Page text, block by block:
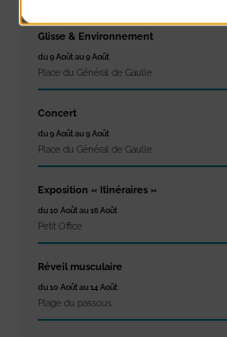
Glisse & Environnement
du 9 Août au 9 Août
Place du Général de Gaulle
Concert
du 9 Août au 9 Août
Place du Général de Gaulle
Exposition « Itinéraires »
du 10 Août au 16 Août
Petit Office
Réveil musculaire
du 10 Août au 14 Août
Plage du passous